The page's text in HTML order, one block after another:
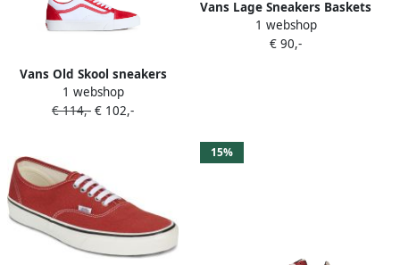
Vans Old Skool sneakers
Rood
1 webshop
€ 114,- € 102,-
Vans Lage Sneakers Baskets
Sk8-Hi MTE 2.0 DX daim
1 webshop
€ 90,-
15%